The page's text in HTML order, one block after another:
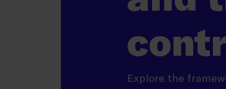
Explore the